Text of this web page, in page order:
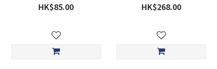
HK$85.00 HK$268.00